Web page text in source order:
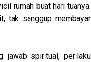
rumah buat hari tuanya.
tak sanggup membayar
jawab spiritual, perilaku